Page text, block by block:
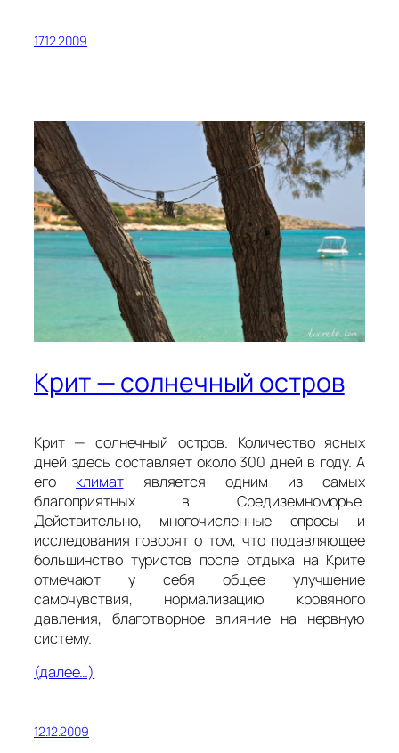
17.12.2009
Крит — солнечный остров
Крит — солнечный остров. Количество ясных
дней здесь составляет около 300 дней в году. А
его климатявляется одним из самых
благоприятных в Средиземноморье.
Действительно, многочисленные опросы и
исследования говорят о том, что подавляющее
большинство туристов после отдыха на Крите
отмечают у себя общее улучшение
самочувствия, нормализацию кровяного
давления, благотворное влияние на нервную
систему.
(далее…)
12.12.2009